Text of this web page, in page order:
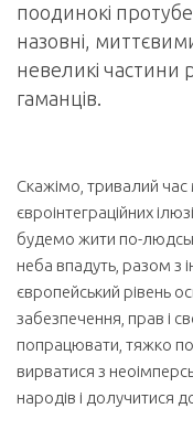
поодинокі
назовні,
невеликі частини
гаманців.
Скажімо, тривалий
євроінтеграційних
будемо жити по-
неба впадуть, разом з
європейський рівень
забезпечення, прав і
попрацювати, тяжко
вирватися з
народів і долучитися